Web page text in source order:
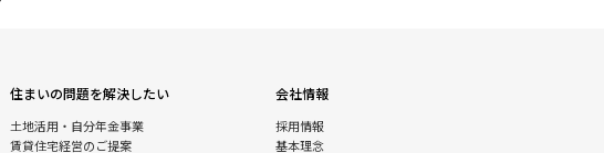
住まいの問題を解決したい
土地活用・自分年金事業
賃貸住宅経営のご提案
会社情報
採用情報
基本理念